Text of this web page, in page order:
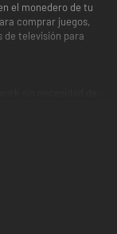
el monedero de tu
comprar juegos,
de televisión para
PlayStation,